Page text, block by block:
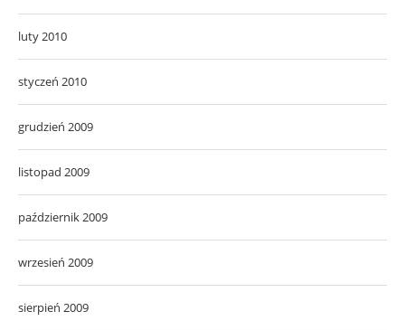
luty 2010
styczeń 2010
grudzień 2009
listopad 2009
październik 2009
wrzesień 2009
sierpień 2009